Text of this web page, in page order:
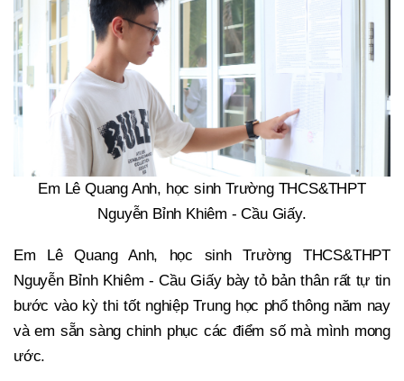
Em Lê Quang Anh, học sinh Trường THCS&THPT
Nguyễn Bỉnh Khiêm - Cầu Giấy.
Em Lê Quang Anh, học sinh Trường THCS&THPT
Nguyễn Bỉnh Khiêm - Cầu Giấy bày tỏ bản thân rất tự tin
bước vào kỳ thi tốt nghiệp Trung học phổ thông năm nay
và em sẵn sàng chinh phục các điểm số mà mình mong
ước.